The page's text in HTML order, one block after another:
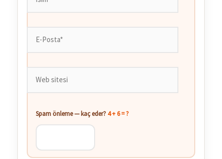
Spam önleme — kaç eder?4 + 6 = ?